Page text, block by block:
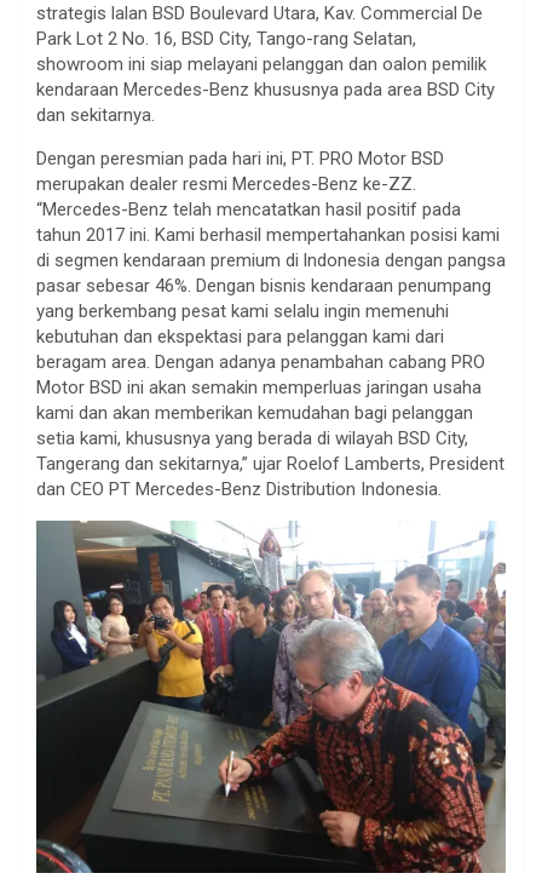
strategis lalan BSD Boulevard Utara, Kav. Commercial De
Park Lot 2 No. 16, BSD City, Tango-rang Selatan,
showroom ini siap melayani pelanggan dan oalon pemilik
kendaraan Mercedes-Benz khususnya pada area BSD City
dan sekitarnya.
Dengan peresmian pada hari ini, PT. PRO Motor BSD
merupakan dealer resmi Mercedes-Benz ke-ZZ.
“Mercedes-Benz telah mencatatkan hasil positif pada
tahun 2017 ini. Kami berhasil mempertahankan posisi kami
di segmen kendaraan premium di lndonesia dengan pangsa
pasar sebesar 46%. Dengan bisnis kendaraan penumpang
yang berkembang pesat kami selalu ingin memenuhi
kebutuhan dan ekspektasi para pelanggan kami dari
beragam area. Dengan adanya penambahan cabang PRO
Motor BSD ini akan semakin memperluas jaringan usaha
kami dan akan memberikan kemudahan bagi pelanggan
setia kami, khususnya yang berada di wilayah BSD City,
Tangerang dan sekitarnya,” ujar Roelof Lamberts, President
dan CEO PT Mercedes-Benz Distribution Indonesia.